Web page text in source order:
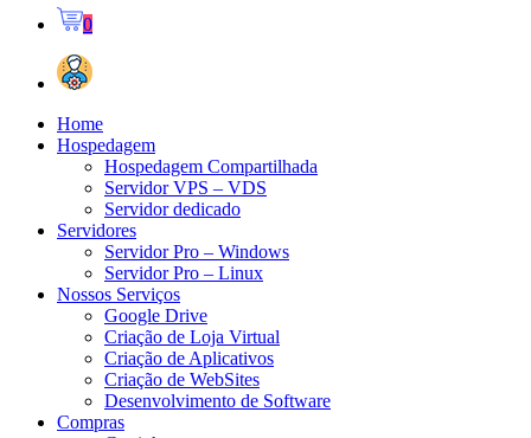
0
Home
Hospedagem
Hospedagem Compartilhada
Servidor VPS – VDS
Servidor dedicado
Servidores
Servidor Pro – Windows
Servidor Pro – Linux
Nossos Serviços
Google Drive
Criação de Loja Virtual
Criação de Aplicativos
Criação de WebSites
Desenvolvimento de Software
Compras